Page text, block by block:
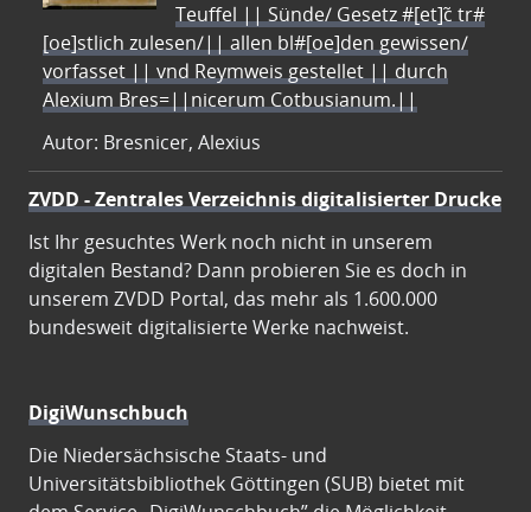
Teuffel || Sünde/ Gesetz #[et]c̃ tr#
[oe]stlich zulesen/|| allen bl#[oe]den gewissen/
vorfasset || vnd Reymweis gestellet || durch
Alexium Bres=||nicerum Cotbusianum.||
Autor: Bresnicer, Alexius
ZVDD - Zentrales Verzeichnis digitalisierter Drucke
Ist Ihr gesuchtes Werk noch nicht in unserem
digitalen Bestand? Dann probieren Sie es doch in
unserem ZVDD Portal, das mehr als 1.600.000
bundesweit digitalisierte Werke nachweist.
DigiWunschbuch
Die Niedersächsische Staats- und
Universitätsbibliothek Göttingen (SUB) bietet mit